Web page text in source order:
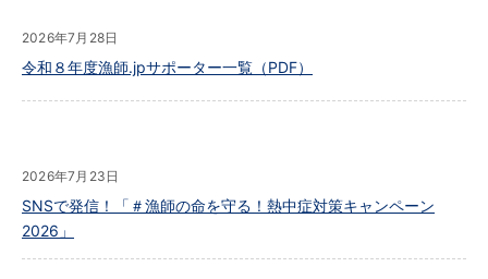
2026年7月28日
令和８年度漁師.jpサポーター一覧（PDF）
2026年7月23日
SNSで発信！「＃漁師の命を守る！熱中症対策キャンペーン
2026」